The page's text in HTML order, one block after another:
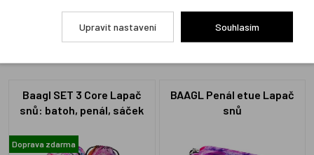
Zboží se stejným motivem
Baagl SET 3 Core Lapač
snů: batoh, penál, sáček
Doprava zdarma
BAAGL Penál etue Lapač
snů
Upravit nastavení Souhlasím